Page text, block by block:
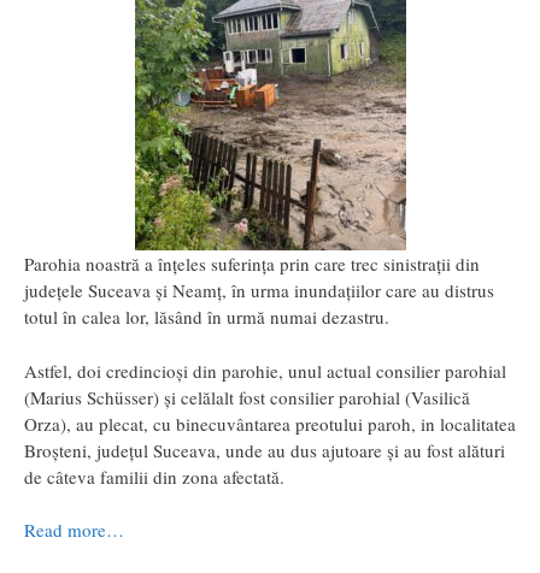
Parohia noastră a înțeles suferința prin care trec sinistrații din
județele Suceava și Neamț, în urma inundațiilor care au distrus
totul în calea lor, lăsând în urmă numai dezastru.
Astfel, doi credincioși din parohie, unul actual consilier parohial
(Marius Schüsser) și celălalt fost consilier parohial (Vasilică
Orza), au plecat, cu binecuvântarea preotului paroh, in localitatea
Broșteni, județul Suceava, unde au dus ajutoare și au fost alături
de câteva familii din zona afectată.
Read more…